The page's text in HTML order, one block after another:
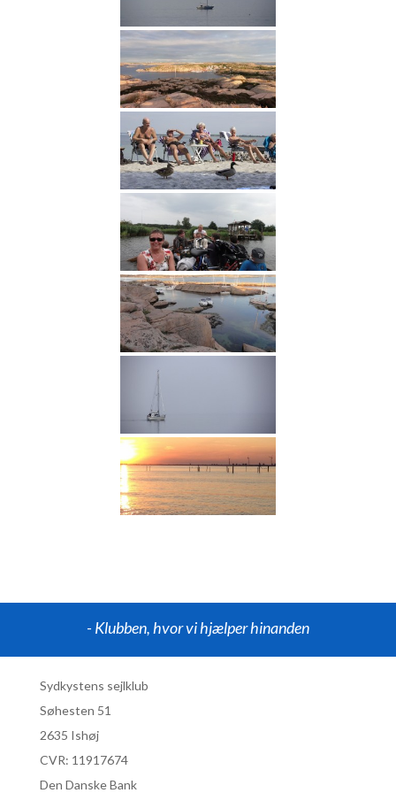
- Klubben, hvor vi hjælper hinanden
Sydkystens sejlklub
Søhesten 51
2635 Ishøj
CVR: 11917674
Den Danske Bank